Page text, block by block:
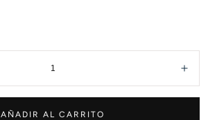
AÑADIR AL CARRITO